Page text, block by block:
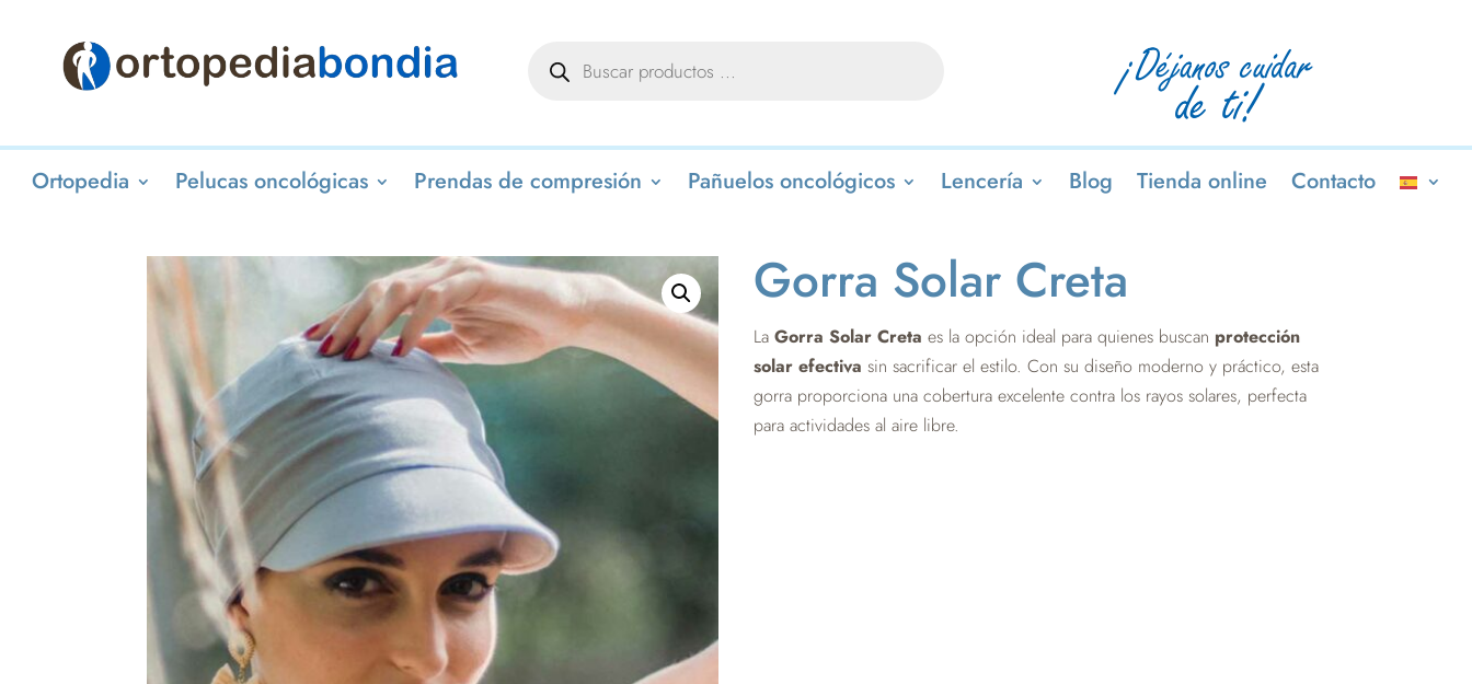
productos
Ortopedia Pelucas oncológicas Prendas de compresión Pañuelos oncológicos Lencería Blog Tienda online Contacto
Gorra Solar Creta
LaGorra Solar Creta es la opción ideal para quienes buscan protección
solar efectiva sin sacrificar el estilo. Con su diseño moderno y práctico, esta
gorra proporciona una cobertura excelente contra los rayos solares, perfecta
para actividades al aire libre.